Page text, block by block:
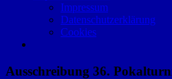
Impressum
Datenschutzerklärung
Cookies
Ausschreibung 36.